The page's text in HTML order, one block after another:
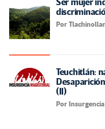
Ser mujer
Por
Teuchitlán:
(II)
Por